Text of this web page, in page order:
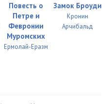
Повесть о
Петре и
Февронии
Муромских
Ермолай-Еразм
Замок Броуди
Кронин
Арчибальд